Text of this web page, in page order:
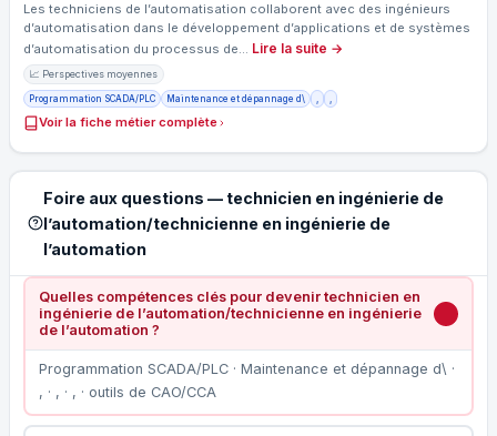
Les techniciens de l’automatisation collaborent avec des ingénieurs
d’automatisation dans le développement d’applications et de systèmes
d’automatisation du processus de… Lire la suite →
📈 Perspectives moyennes
Programmation SCADA/PLC Maintenance et dépannage d\ , ,
Voir la fiche métier complète
Foire aux questions — technicien en ingénierie de
l’automation/technicienne en ingénierie de
l’automation
Quelles compétences clés pour devenir technicien en
ingénierie de l’automation/technicienne en ingénierie
de l’automation ?
Programmation SCADA/PLC · Maintenance et dépannage d\ ·
, · , · , · outils de CAO/CCA